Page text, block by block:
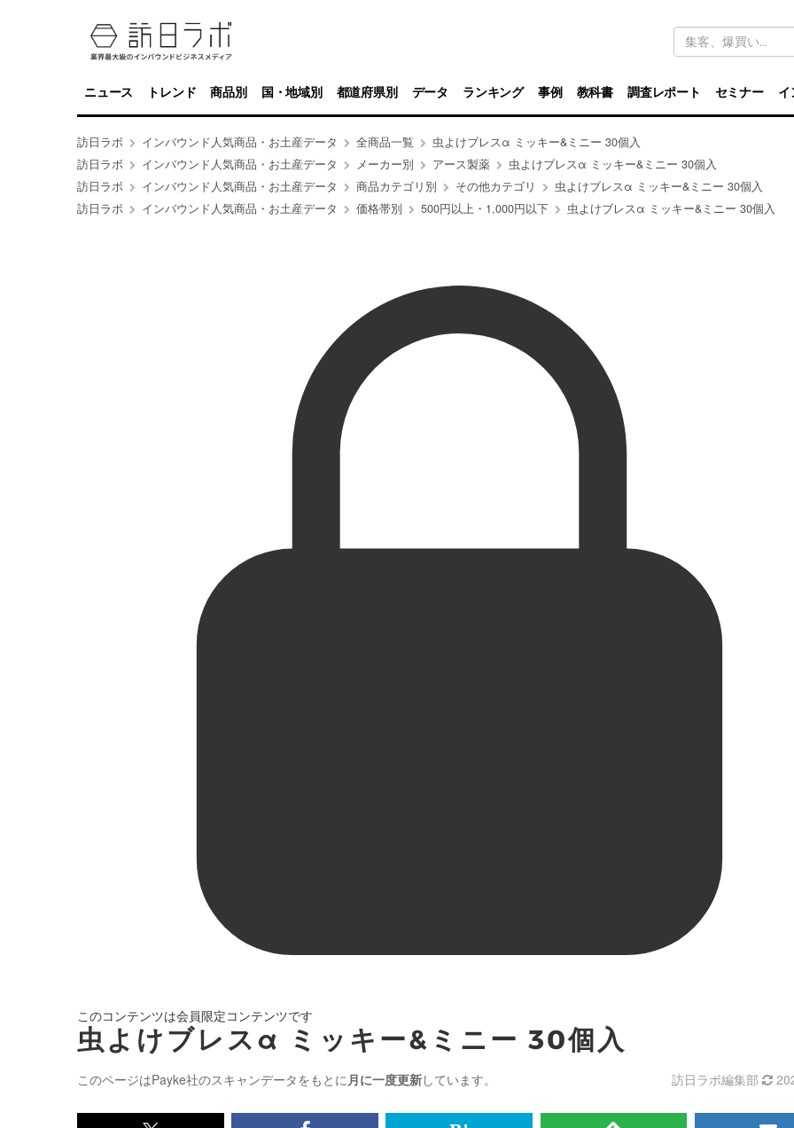
キ
ワ
ド
検
索
ニュース トレンド 商品別 国・地域別 都道府県別 データ ランキング 事例 教科書 調査レポート セミナー イ
訪日ラボ インバウンド人気商品・お土産データ 全商品一覧
虫よけブレスα ミッキー&ミニー 30個入
訪日ラボ
インバウンド人気商品・お土産データ メーカー別 アース製薬
虫よけブレスα ミッキー&ミニー 30個入
訪日ラボ
インバウンド人気商品・お土産データ 商品カテゴリ別 その他カテゴリ
虫よけブレスα ミッキー&ミニー 30個入
訪日ラボ
インバウンド人気商品・お土産データ 価格帯別 500円以上・1,000円以下 虫よけブレスα ミッキー&ミニー 30個入
このコンテンツは会員限定コンテンツです
虫よけブレスα ミッキー&ミニー 30個入
このページはPayke社のスキャンデータをもとに 月に一度更新しています。 訪日ラボ編集部